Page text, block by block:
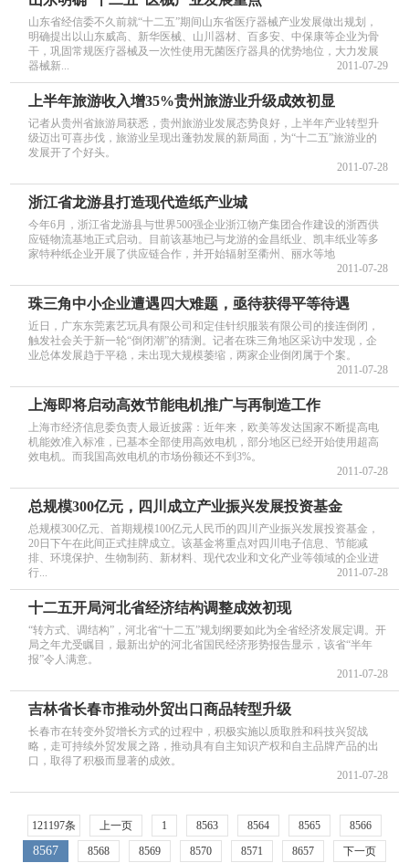
山东省经信委不久前就“十二五”期间山东省医疗器械产业发展做出规划，
明确提出以山东威高、新华医械、山川器材、百多安、中保康等企业为骨
干，巩固常规医疗器械及一次性使用无菌医疗器具的优势地位，大力发展
器械新...
2011-07-29
上半年旅游收入增35%贵州旅游业升级成效初显
记者从贵州省旅游局获悉，贵州旅游业发展态势良好，上半年产业转型升
级迈出可喜步伐，旅游业呈现出蓬勃发展的新局面，为“十二五”旅游业的
发展开了个好头。
2011-07-28
浙江省龙游县打造现代造纸产业城
今年6月，浙江省龙游县与世界500强企业浙江物产集团合作建设的浙西供
应链物流基地正式启动。目前该基地已与龙游的金昌纸业、凯丰纸业等多
家特种纸企业开展了供应链合作，并开始辐射至衢州、丽水等地
2011-07-28
珠三角中小企业遭遇四大难题，亟待获得平等待遇
近日，广东东莞素艺玩具有限公司和定佳针织服装有限公司的接连倒闭，
触发社会关于新一轮“倒闭潮”的猜测。记者在珠三角地区采访中发现，企
业总体发展趋于平稳，未出现大规模萎缩，两家企业倒闭属于个案。
2011-07-28
上海即将启动高效节能电机推广与再制造工作
上海市经济信息委负责人最近披露：近年来，欧美等发达国家不断提高电
机能效准入标准，已基本全部使用高效电机，部分地区已经开始使用超高
效电机。而我国高效电机的市场份额还不到3%。
2011-07-28
总规模300亿元，四川成立产业振兴发展投资基金
总规模300亿元、首期规模100亿元人民币的四川产业振兴发展投资基金，
20日下午在此间正式挂牌成立。该基金将重点对四川电子信息、节能减
排、环境保护、生物制药、新材料、现代农业和文化产业等领域的企业进
行...
2011-07-28
十二五开局河北省经济结构调整成效初现
“转方式、调结构”，河北省“十二五”规划纲要如此为全省经济发展定调。开
局之年尤受瞩目，最新出炉的河北省国民经济形势报告显示，该省“半年
报”令人满意。
2011-07-28
吉林省长春市推动外贸出口商品转型升级
长春市在转变外贸增长方式的过程中，积极实施以质取胜和科技兴贸战
略，走可持续外贸发展之路，推动具有自主知识产权和自主品牌产品的出
口，取得了积极而显著的成效。
2011-07-28
121197条 上一页 1 8563 8564 8565 8566
8567 8568 8569 8570 8571 8657 下一页